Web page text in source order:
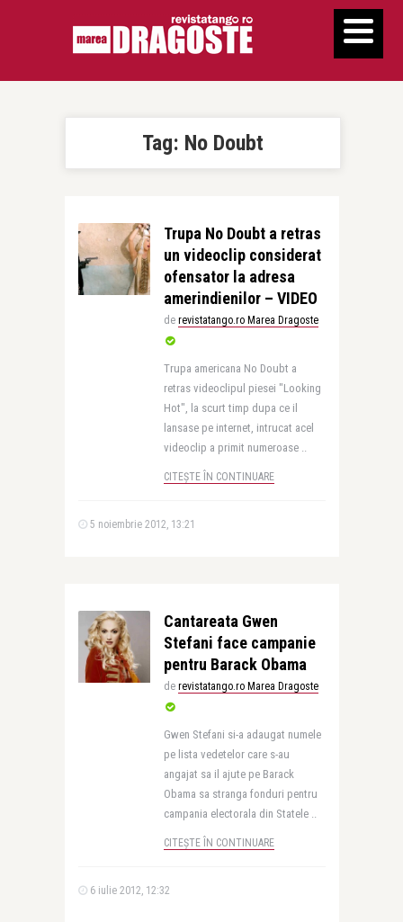
Tag: No Doubt
Trupa No Doubt a retras
un videoclip considerat
ofensator la adresa
amerindienilor – VIDEO
de revistatango.ro Marea Dragoste
Trupa americana No Doubt a
retras videoclipul piesei "Looking
Hot", la scurt timp dupa ce il
lansase pe internet, intrucat acel
videoclip a primit numeroase ..
CITEȘTE ÎN CONTINUARE
5 noiembrie 2012, 13:21
Cantareata Gwen
Stefani face campanie
pentru Barack Obama
de revistatango.ro Marea Dragoste
Gwen Stefani si-a adaugat numele
pe lista vedetelor care s-au
angajat sa il ajute pe Barack
Obama sa stranga fonduri pentru
campania electorala din Statele ..
CITEȘTE ÎN CONTINUARE
6 iulie 2012, 12:32